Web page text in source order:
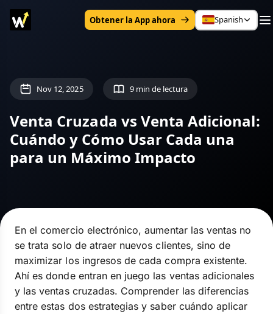
Obtener la App ahora Spanish
Nov 12, 2025 9 min de lectura
Venta Cruzada vs Venta Adicional:
Cuándo y Cómo Usar Cada una
para un Máximo Impacto
En el comercio electrónico, aumentar las ventas no
se trata solo de atraer nuevos clientes, sino de
maximizar los ingresos de cada compra existente.
Ahí es donde entran en juego las ventas adicionales
y las ventas cruzadas. Comprender las diferencias
entre estas dos estrategias y saber cuándo aplicar